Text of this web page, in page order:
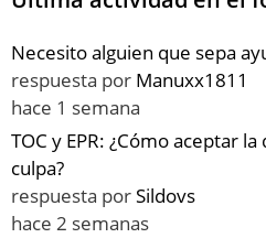
Necesito alguien que sepa
respuesta por Manuxx1811
hace 1 semana
TOC y EPR: ¿Cómo aceptar
culpa?
respuesta porSildovs
hace 2 semanas